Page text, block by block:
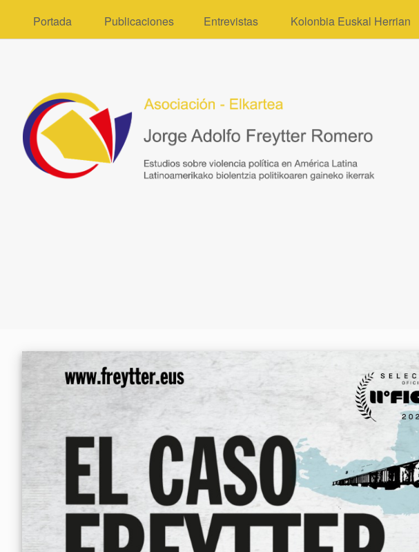
Portada Publicaciones Entrevistas Kolonbia Euskal Herrian